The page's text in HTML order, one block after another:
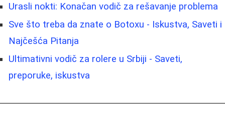
Urasli nokti: Konačan vodič za rešavanje problema
Sve što treba da znate o Botoxu - Iskustva, Saveti i
Najčešća Pitanja
Ultimativni vodič za rolere u Srbiji - Saveti,
preporuke, iskustva